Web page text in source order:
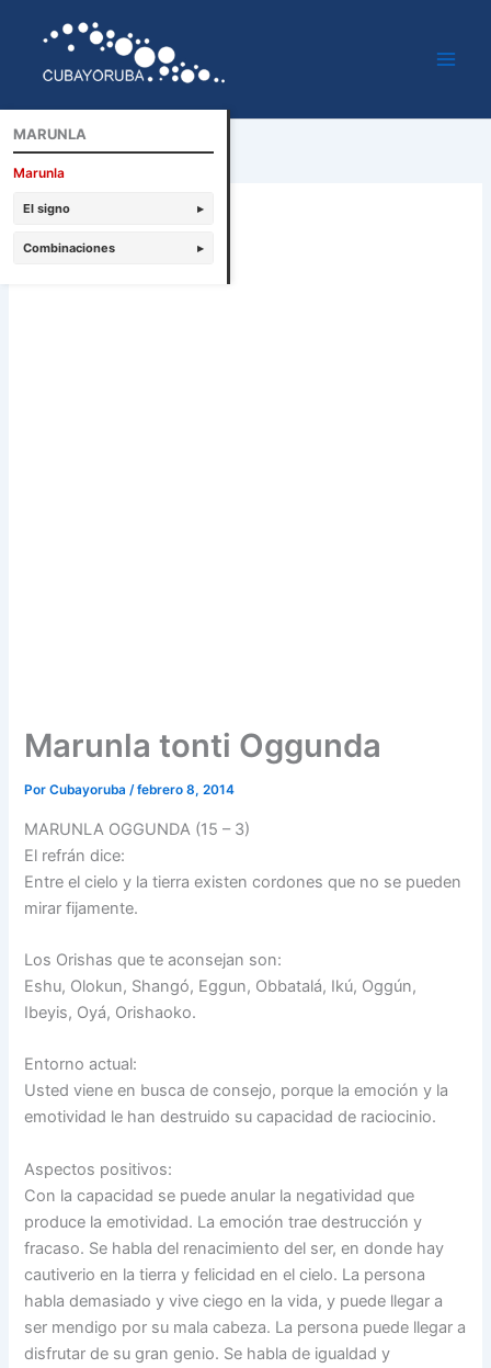
contenido
Marunla tonti Oggunda
PorCubayoruba/febrero 8, 2014
MARUNLA OGGUNDA (15 – 3)
El refrán dice:
Entre el cielo y la tierra existen cordones que no se pueden
mirar fijamente.
Los Orishas que te aconsejan son:
Eshu, Olokun, Shangó, Eggun, Obbatalá, Ikú, Oggún,
Ibeyis, Oyá, Orishaoko.
Entorno actual:
Usted viene en busca de consejo, porque la emoción y la
emotividad le han destruido su capacidad de raciocinio.
Aspectos positivos:
Con la capacidad se puede anular la negatividad que
produce la emotividad. La emoción trae destrucción y
fracaso. Se habla del renacimiento del ser, en donde hay
cautiverio en la tierra y felicidad en el cielo. La persona
habla demasiado y vive ciego en la vida, y puede llegar a
ser mendigo por su mala cabeza. La persona puede llegar a
disfrutar de su gran genio. Se habla de igualdad y
MARUNLA
Marunla
El signo ▸
Combinaciones ▸